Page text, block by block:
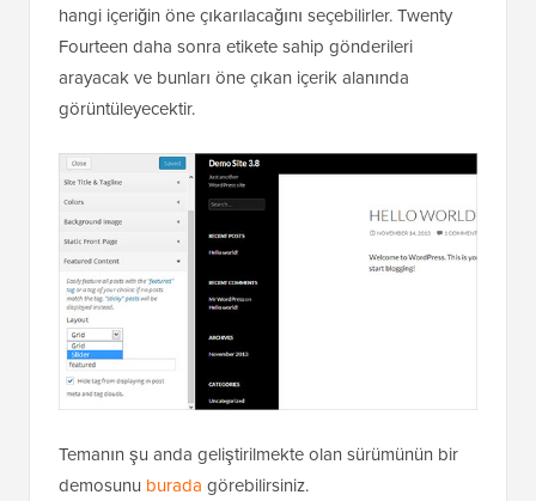
hangi içeriğin öne çıkarılacağını seçebilirler. Twenty
Fourteen daha sonra etikete sahip gönderileri
arayacak ve bunları öne çıkan içerik alanında
görüntüleyecektir.
Temanın şu anda geliştirilmekte olan sürümünün bir
demosunu burada görebilirsiniz.